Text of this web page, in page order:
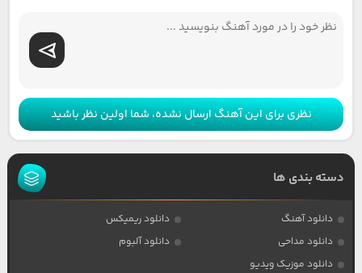
نظری برای این آهنگ ارسال نشده، شما اولین نظر باشید
دسته بندی ها
دانلود آهنگ
دانلود ریمیکس
دانلود مداحی
دانلود آلبوم
دانلود موزیک ویدیو